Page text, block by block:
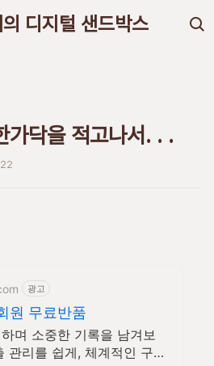
디지털 샌드박스
가닥을 적고나서. . .
광고
원 무료반품
며 소중한 기록을 남겨보
관리를 쉽게, 체계적인 구성